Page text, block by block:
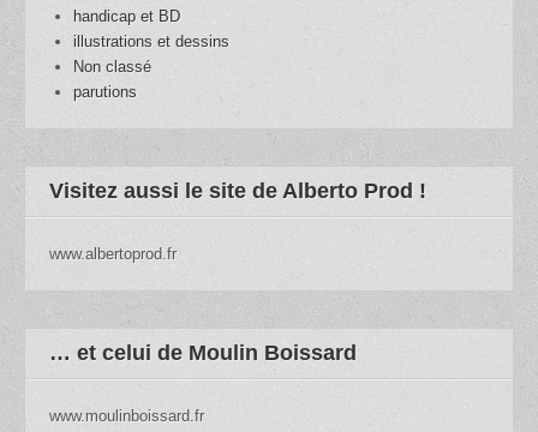
handicap et BD
illustrations et dessins
Non classé
parutions
Visitez aussi le site de Alberto Prod !
www.albertoprod.fr
… et celui de Moulin Boissard
www.moulinboissard.fr